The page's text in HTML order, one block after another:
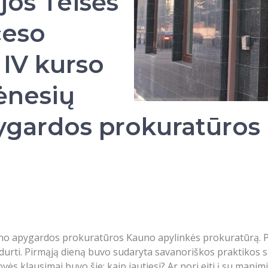
kurso
prokuratūros
apygardos prokuratūros Kauno apylinkės prokuratūrą.
Pirmąją dieną buvo sudaryta savanoriškos